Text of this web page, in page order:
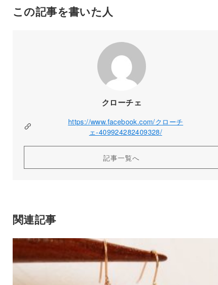
この記事を書いた人
クローチェ
https://www.facebook.com/クローチ
ェ-409924282409328/
記事一覧へ
関連記事